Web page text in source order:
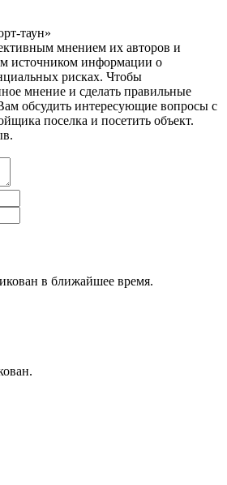
таун»
мнением их авторов и
источником информации о
рисках. Чтобы
мнение и сделать правильные
обсудить интересующие вопросы с
поселка и посетить объект.
в ближайшее время.